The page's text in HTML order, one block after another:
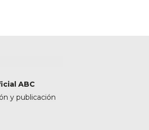
ABC
y publicación